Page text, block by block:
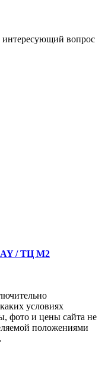
вопрос
/ ТЦ М2
условиях
фото и цены сайта не
положениями